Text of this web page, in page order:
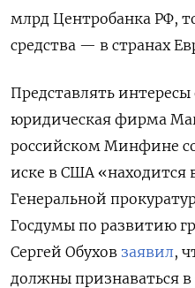
млрд Центробанка РФ,
средства — в странах
Представлять
юридическая фирма
российском Минфине
иске в США «находится
Генеральной
Госдумы по развитию
Сергей Обухов заявил,
должны признаваться в